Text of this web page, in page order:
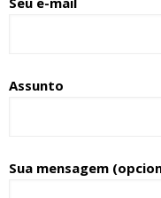
Assunto
Sua mensagem